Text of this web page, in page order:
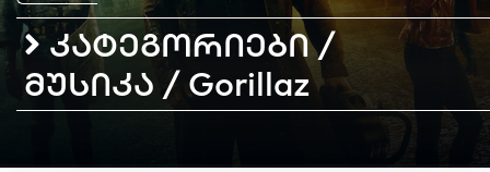
კატეგორიები /
მუსიკა / Gorillaz